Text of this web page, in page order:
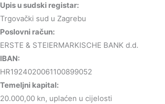
Upis u sudski registar:
Trgovački sud u Zagrebu
Poslovni račun:
ERSTE & STEIERMARKISCHE BANK d.d.
IBAN:
HR1924020061100899052
Temeljni kapital:
20.000,00 kn, uplaćen u cijelosti